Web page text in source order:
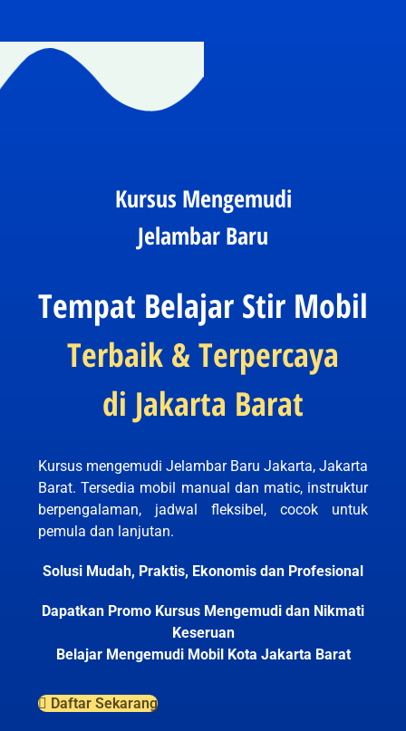
Kursus Mengemudi
Jelambar Baru
Tempat Belajar Stir Mobil
Terbaik & Terpercaya
di Jakarta Barat
Kursus mengemudi Jelambar Baru Jakarta, Jakarta
Barat. Tersedia mobil manual dan matic, instruktur
berpengalaman, jadwal fleksibel, cocok untuk
pemula dan lanjutan.
Solusi Mudah, Praktis, Ekonomis dan Profesional
Dapatkan Promo Kursus Mengemudi dan Nikmati
Keseruan
Belajar Mengemudi Mobil Kota Jakarta Barat
Daftar Sekarang